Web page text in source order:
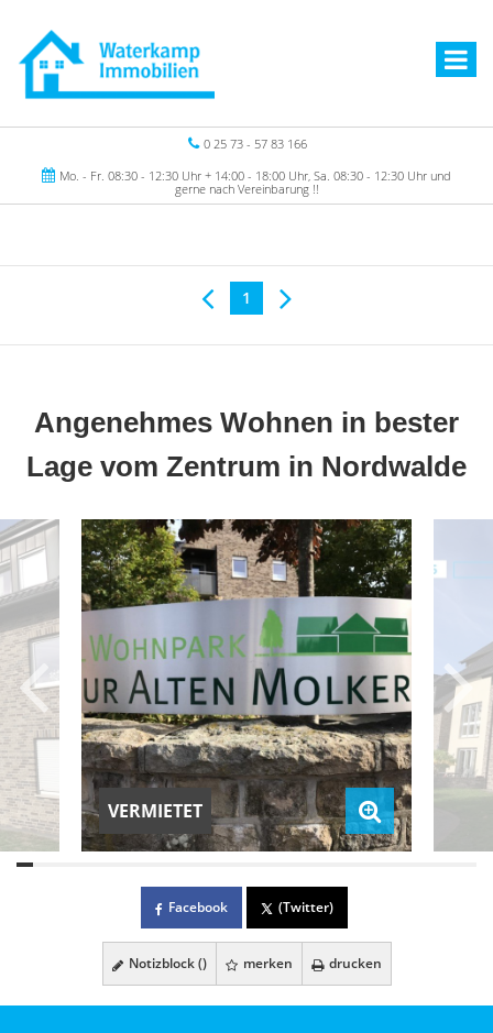
0 25 73 - 57 83 166
Mo. - Fr. 08:30 - 12:30 Uhr + 14:00 - 18:00 Uhr, Sa. 08:30 - 12:30 Uhr und
gerne nach Vereinbarung !!
1
Angenehmes Wohnen in bester
Lage vom Zentrum in Nordwalde
VERMIETET
Facebook (Twitter)
Notizblock () merken drucken